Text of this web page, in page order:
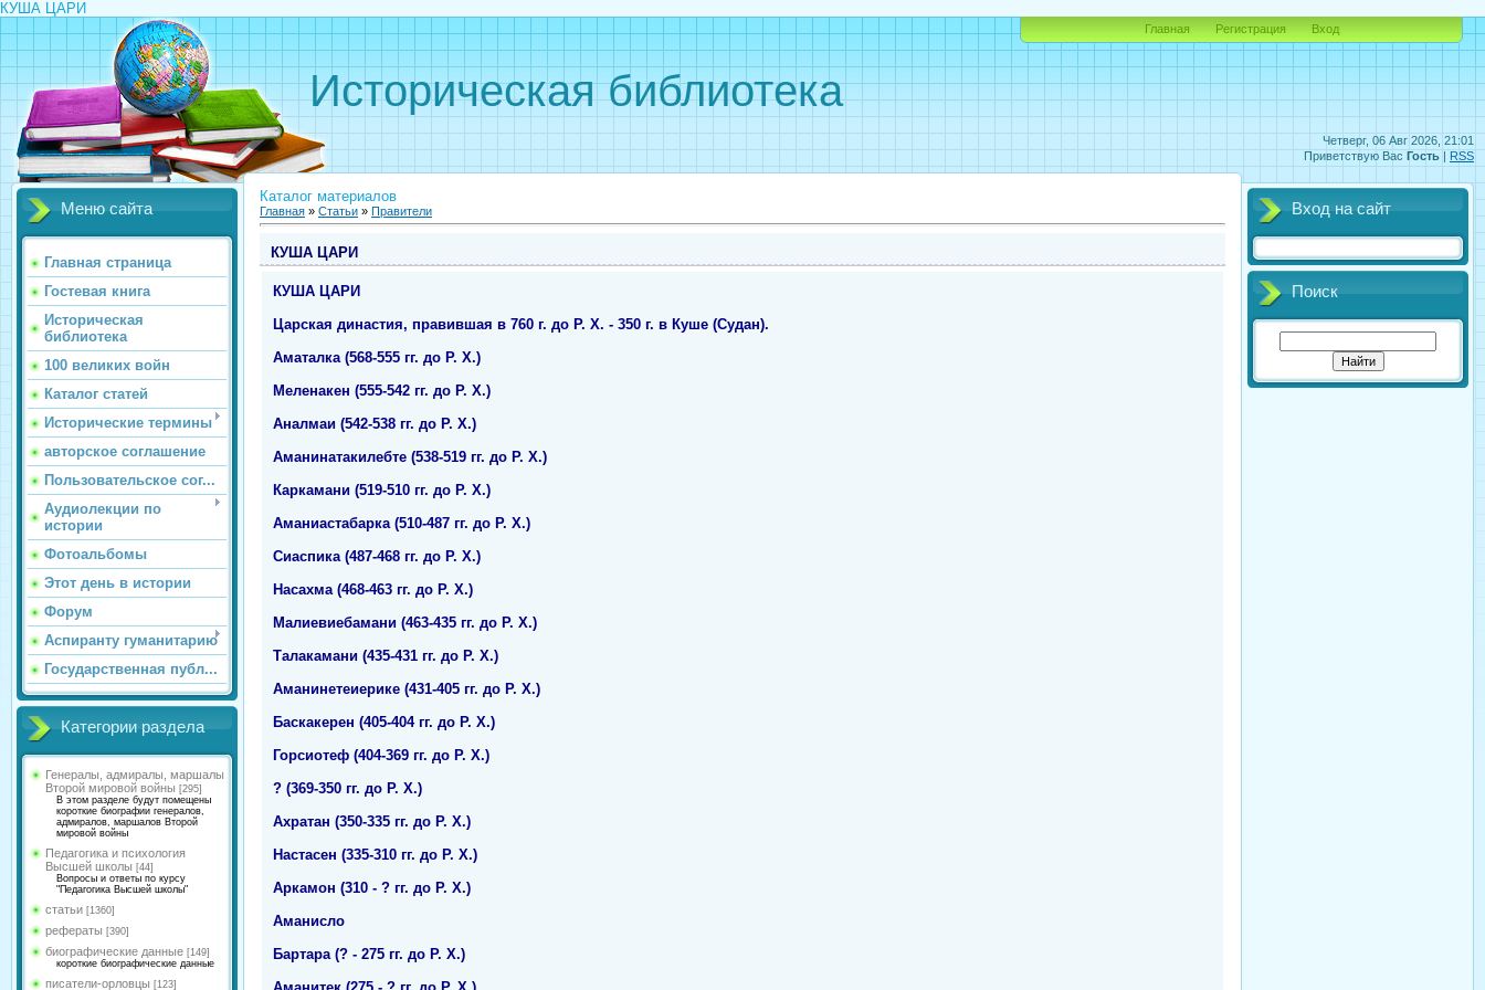
КУША ЦАРИ
Четверг, 06 Авг 2026, 21:01
Приветствую Вас Гость | RSS
Историческая библиотека
Главная Регистрация Вход
Меню сайта
Главная страница
Гостевая книга
Историческая
библиотека
100 великих войн
Каталог статей
Исторические термины
авторское соглашение
Пользовательское сог...
Аудиолекции по
истории
Фотоальбомы
Этот день в истории
Форум
Аспиранту гуманитарию
Государственная публ...
Категории раздела
Генералы, адмиралы, маршалы
Второй мировой войны [295]
В этом разделе будут помещены
короткие биографии генералов,
адмиралов, маршалов Второй
мировой войны
Педагогика и психология
Высшей школы [44]
Вопросы и ответы по курсу
"Педагогика Высшей школы"
статьи [1360]
рефераты [390]
биографические данные [149]
короткие биографические данные
писатели-орловцы [123]
Каталог материалов
Главная » Статьи » Правители
КУША ЦАРИ
КУША ЦАРИ
Царская династия, правившая в 760 г. до Р. Х. - 350 г. в Куше (Судан).
Аматалка (568-555 гг. до Р. Х.)
Меленакен (555-542 гг. до Р. Х.)
Аналмаи (542-538 гг. до Р. Х.)
Аманинатакилебте (538-519 гг. до Р. Х.)
Каркамани (519-510 гг. до Р. Х.)
Аманиастабарка (510-487 гг. до Р. Х.)
Сиаспика (487-468 гг. до Р. Х.)
Насахма (468-463 гг. до Р. Х.)
Малиевиебамани (463-435 гг. до Р. Х.)
Талакамани (435-431 гг. до Р. Х.)
Аманинетеиерике (431-405 гг. до Р. Х.)
Баскакерен (405-404 гг. до Р. Х.)
Горсиотеф (404-369 гг. до Р. Х.)
? (369-350 гг. до Р. Х.)
Ахратан (350-335 гг. до Р. Х.)
Настасен (335-310 гг. до Р. Х.)
Аркамон (310 - ? гг. до Р. Х.)
Аманисло
Бартара (? - 275 гг. до Р. Х.)
Вход на сайт
Поиск